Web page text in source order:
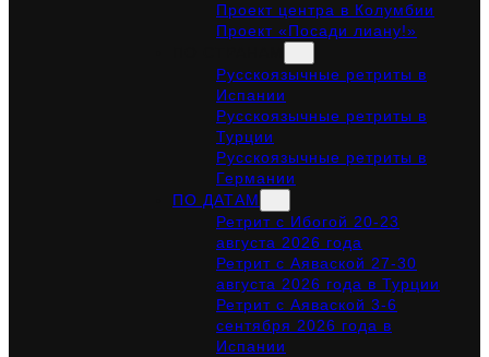
Проект центра в Колумбии
Проект «Посади лиану!»
Русскоязычные ретриты в
Испании
Русскоязычные ретриты в
Турции
Русскоязычные ретриты в
Германии
ПО ДАТАМ
Ретрит с Ибогой 20-23
августа 2026 года
Ретрит с Аяваской 27-30
августа 2026 года в Турции
Ретрит с Аяваской 3-6
сентября 2026 года в
Испании